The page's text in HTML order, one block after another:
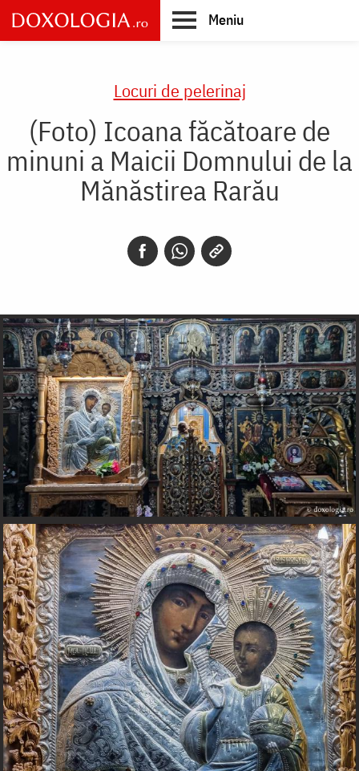
Skip
to
main
Meniu
Locuri de pelerinaj
(Foto) Icoana făcătoare de
minuni a Maicii Domnului de la
Mănăstirea Rarău